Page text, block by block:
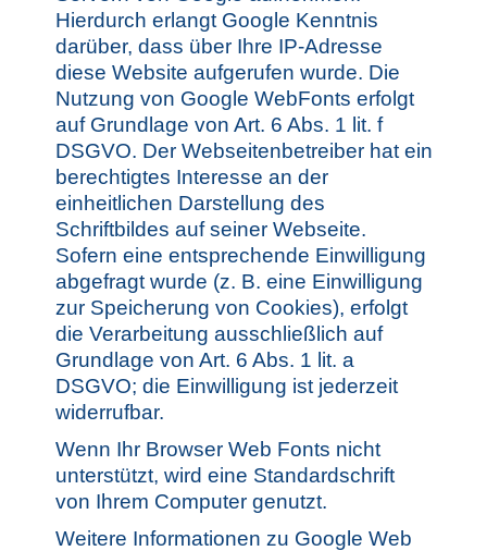
Hierdurch erlangt Google Kenntnis
darüber, dass über Ihre IP-Adresse
diese Website aufgerufen wurde. Die
Nutzung von Google WebFonts erfolgt
auf Grundlage von Art. 6 Abs. 1 lit. f
DSGVO. Der Webseitenbetreiber hat ein
berechtigtes Interesse an der
einheitlichen Darstellung des
Schriftbildes auf seiner Webseite.
Sofern eine entsprechende Einwilligung
abgefragt wurde (z. B. eine Einwilligung
zur Speicherung von Cookies), erfolgt
die Verarbeitung ausschließlich auf
Grundlage von Art. 6 Abs. 1 lit. a
DSGVO; die Einwilligung ist jederzeit
widerrufbar.
Wenn Ihr Browser Web Fonts nicht
unterstützt, wird eine Standardschrift
von Ihrem Computer genutzt.
Weitere Informationen zu Google Web